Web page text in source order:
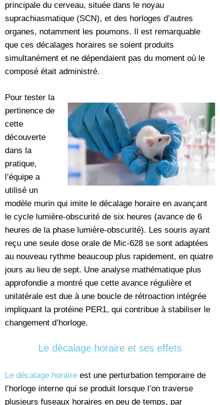
principale du cerveau, située dans le noyau
suprachiasmatique (SCN), et des horloges d’autres
organes, notamment les poumons. Il est remarquable
que ces décalages horaires se soient produits
simultanément et ne dépendaient pas du moment où le
composé était administré.
Pour tester la
pertinence de
cette
découverte
dans la
pratique,
l’équipe a
utilisé un
modèle murin qui imite le décalage horaire en avançant
le cycle lumière-obscurité de six heures (avance de 6
heures de la phase lumière-obscurité). Les souris ayant
reçu une seule dose orale de Mic-628 se sont adaptées
au nouveau rythme beaucoup plus rapidement, en quatre
jours au lieu de sept. Une analyse mathématique plus
approfondie a montré que cette avance régulière et
unilatérale est due à une boucle de rétroaction intégrée
impliquant la protéine PER1, qui contribue à stabiliser le
changement d’horloge.
Le décalage horaire et ses effets
Le décalage horaire est une perturbation temporaire de
l’horloge interne qui se produit lorsque l’on traverse
plusieurs fuseaux horaires en peu de temps, par